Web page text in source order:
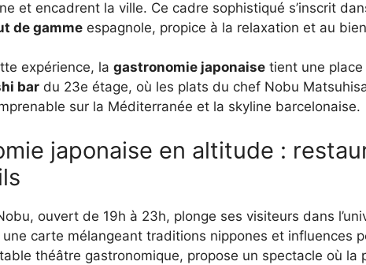
et encadrent la ville. Ce cadre sophistiqué s’inscrit
de gamme espagnole, propice à la relaxation et au
expérience, la gastronomie japonaise tient une
bar du 23e étage, où les plats du chef Nobu
sur la Méditerranée et la skyline barcelonaise.
japonaise en altitude :
ouvert de 19h à 23h, plonge ses visiteurs dans
carte mélangeant traditions nippones et influences
théâtre gastronomique, propose un spectacle où la